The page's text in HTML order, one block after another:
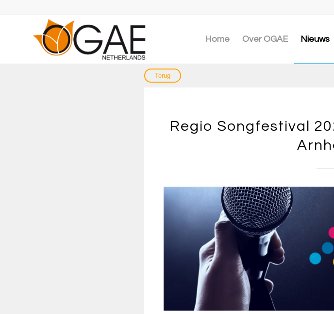
Home Over OGAE Nieuws
Regio Songfestival